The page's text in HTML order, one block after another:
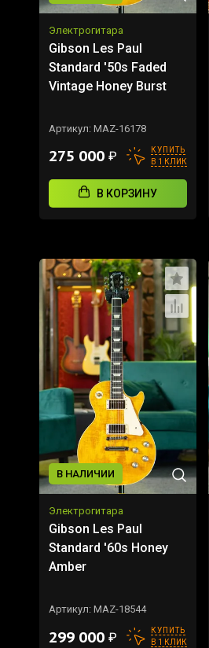
Электрогитара
Gibson Les Paul
Standard '50s Faded
Vintage Honey Burst
Артикул: MAZ-16178
275 000 ₽
КУПИТЬ
В 1 КЛИК
В КОРЗИНУ
В НАЛИЧИИ
Электрогитара
Gibson Les Paul
Standard '60s Honey
Amber
Артикул: MAZ-18544
299 000 ₽
КУПИТЬ
В 1 КЛИК